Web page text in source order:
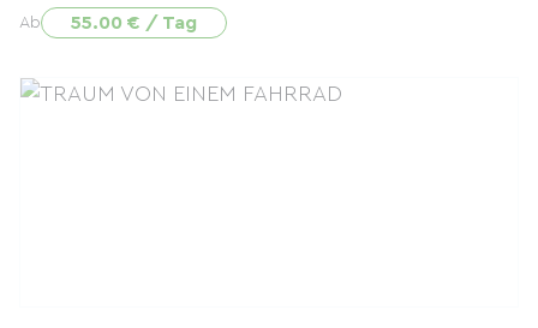
Ab 55.00 € / Tag